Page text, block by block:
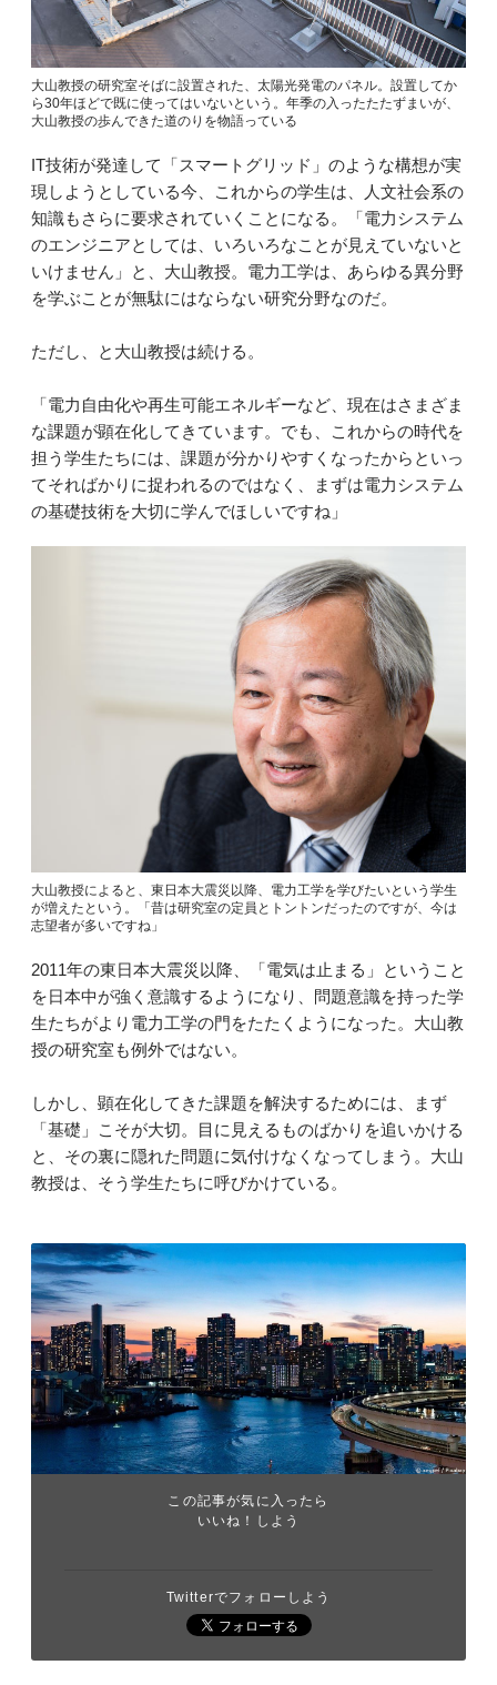
大山教授の研究室そばに設置された、太陽光発電のパネル。設置してか
ら30年ほどで既に使ってはいないという。年季の入ったたたずまいが、
大山教授の歩んできた道のりを物語っている
IT技術が発達して「スマートグリッド」のような構想が実
現しようとしている今、これからの学生は、人文社会系の
知識もさらに要求されていくことになる。「電力システム
のエンジニアとしては、いろいろなことが見えていないと
いけません」と、大山教授。電力工学は、あらゆる異分野
を学ぶことが無駄にはならない研究分野なのだ。
ただし、と大山教授は続ける。
「電力自由化や再生可能エネルギーなど、現在はさまざま
な課題が顕在化してきています。でも、これからの時代を
担う学生たちには、課題が分かりやすくなったからといっ
てそればかりに捉われるのではなく、まずは電力システム
の基礎技術を大切に学んでほしいですね」
大山教授によると、東日本大震災以降、電力工学を学びたいという学生
が増えたという。「昔は研究室の定員とトントンだったのですが、今は
志望者が多いですね」
2011年の東日本大震災以降、「電気は止まる」ということ
を日本中が強く意識するようになり、問題意識を持った学
生たちがより電力工学の門をたたくようになった。大山教
授の研究室も例外ではない。
しかし、顕在化してきた課題を解決するためには、まず
「基礎」こそが大切。目に見えるものばかりを追いかける
と、その裏に隠れた問題に気付けなくなってしまう。大山
教授は、そう学生たちに呼びかけている。
この記事が気に入ったら
いいね！しよう
Twitterでフォローしよう